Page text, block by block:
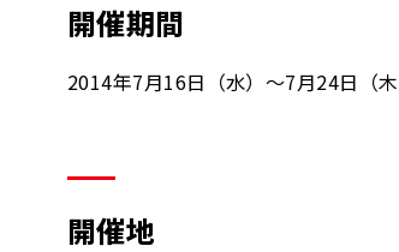
開催期間
2014年7月16日（水）～7月24日（木
開催地